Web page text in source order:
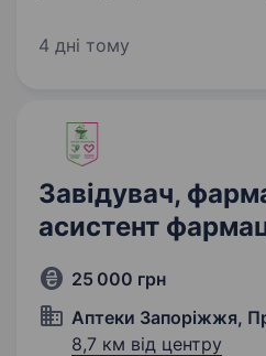
м. Запоріжжя, вулиця
4 дні тому
Завідувач,
асистент
25 000 грн
Аптеки Запоріжжя,
8,7 км від центру